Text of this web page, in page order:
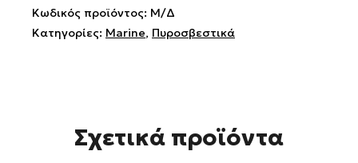
Κωδικός προϊόντος: Μ/Δ
Κατηγορίες: Marine, Πυροσβεστικά
Σχετικά προϊόντα